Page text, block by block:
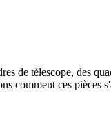
de télescope, des
comment ces pièces